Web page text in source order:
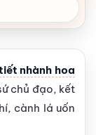
nhành hoa
chủ đạo, kết
cành lá uốn